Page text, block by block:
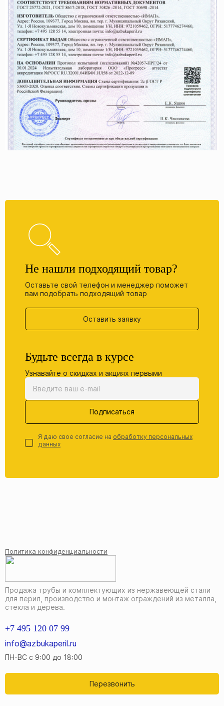
Не нашли подходящий товар?
Оставьте свой телефон и менеджер поможет
вам подобрать подходящий товар
Оставить заявку
Будьте всегда в курсе
Узнавайте о скидках и акциях первыми
Подписаться
Я даю свое согласие на обработку персональных
данных
Продажа трубы и комплектующих из нержавеющей стали
для перил, производство и монтаж ограждений из металла,
стекла и дерева.
+7 495 120 07 99
info@azbukaperil.ru
ПН-ВС с 9:00 до 18:00
Перезвонить
Политика конфиденциальности